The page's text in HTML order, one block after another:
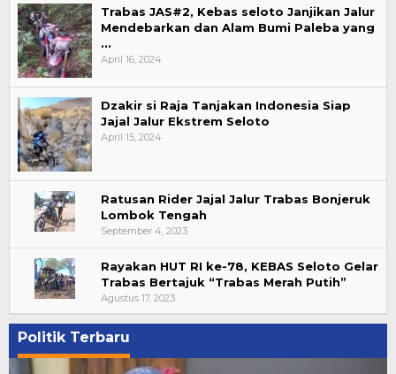
Trabas JAS#2, Kebas seloto Janjikan Jalur
Mendebarkan dan Alam Bumi Paleba yang
…
April 16, 2024
Dzakir si Raja Tanjakan Indonesia Siap
Jajal Jalur Ekstrem Seloto
April 15, 2024
Ratusan Rider Jajal Jalur Trabas Bonjeruk
Lombok Tengah
September 4, 2023
Rayakan HUT RI ke-78, KEBAS Seloto Gelar
Trabas Bertajuk “Trabas Merah Putih”
Agustus 17, 2023
Politik Terbaru